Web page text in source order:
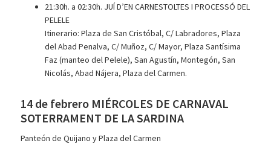
21:30h. a 02:30h. JUÍ D’EN CARNESTOLTES I PROCESSÓ DEL
PELELE
Itinerario: Plaza de San Cristóbal, C/ Labradores, Plaza
del Abad Penalva, C/ Muñoz, C/ Mayor, Plaza Santísima
Faz (manteo del Pelele), San Agustín, Montegón, San
Nicolás, Abad Nájera, Plaza del Carmen.
14 de febrero MIÉRCOLES DE CARNAVAL
SOTERRAMENT DE LA SARDINA
Panteón de Quijano y Plaza del Carmen